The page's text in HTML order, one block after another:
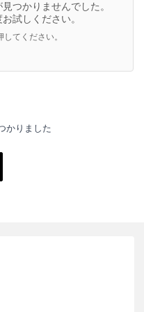
つかりませんでした。
試しください。
てください。
かりました